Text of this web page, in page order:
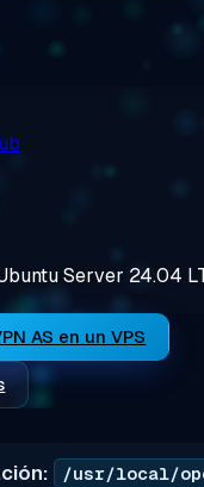
Server 24.04
AS en un VPS
/usr/local/